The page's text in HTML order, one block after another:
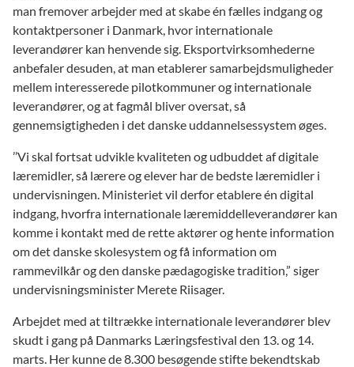
man fremover arbejder med at skabe én fælles indgang og
kontaktpersoner i Danmark, hvor internationale
leverandører kan henvende sig. Eksportvirksomhederne
anbefaler desuden, at man etablerer samarbejdsmuligheder
mellem interesserede pilotkommuner og internationale
leverandører, og at fagmål bliver oversat, så
gennemsigtigheden i det danske uddannelsessystem øges.
’’Vi skal fortsat udvikle kvaliteten og udbuddet af digitale
læremidler, så lærere og elever har de bedste læremidler i
undervisningen. Ministeriet vil derfor etablere én digital
indgang, hvorfra internationale læremiddelleverandører kan
komme i kontakt med de rette aktører og hente information
om det danske skolesystem og få information om
rammevilkår og den danske pædagogiske tradition,” siger
undervisningsminister Merete Riisager.
Arbejdet med at tiltrække internationale leverandører blev
skudt i gang på Danmarks Læringsfestival den 13. og 14.
marts. Her kunne de 8.300 besøgende stifte bekendtskab